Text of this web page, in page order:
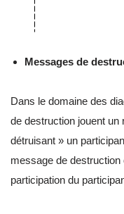
Messages de
Dans le domaine des
de destruction jouent un
détruisant » un
message de destruction
participation du